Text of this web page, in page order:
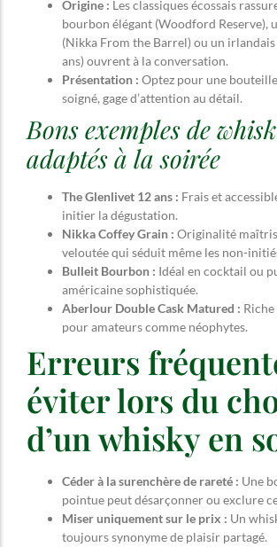
Origine : Les classiques écossais
bourbon élégant (Woodford Reserve),
(Nikka From the Barrel) ou un irlandais
ans) ouvrent à la conversation.
Présentation : Optez pour une
soigné, gage d’attention au détail.
Bons exemples de
adaptés à la soirée
The Glenlivet 12 ans : Frais et
initier la dégustation.
Nikka Coffey Grain : Originalité
veloutée qui séduit même les non-
Bulleit Bourbon : Idéal en cocktail ou
américaine sophistiquée.
Aberlour Double Cask Matured :
pour amateurs comme néophytes.
Erreurs
éviter lors du
d’un whisky en
Céder à la surenchère de rareté : Une
pointue peut désarçonner ou exclure
Miser uniquement sur le prix : Un
toujours synonyme de plaisir partagé.